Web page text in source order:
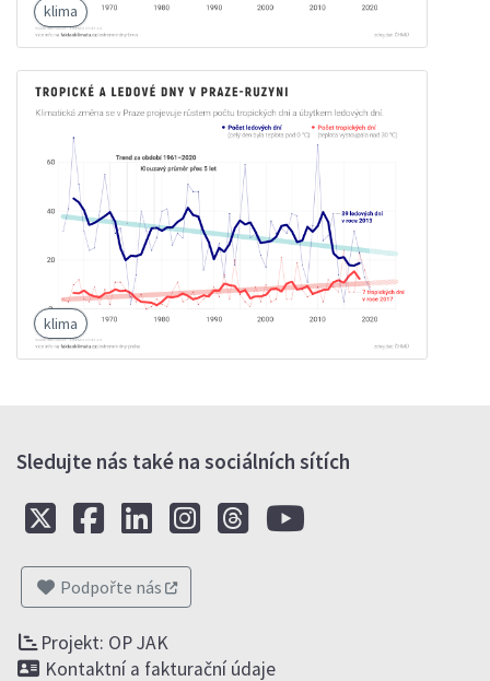
klima
klima
Sledujte nás také na sociálních sítích
Podpořte nás
Projekt: OP JAK
Kontaktní a fakturační údaje